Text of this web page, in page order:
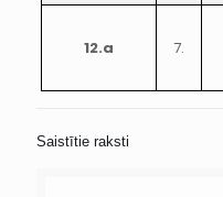
12.a 7.
Saistītie raksti